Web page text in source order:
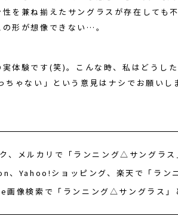
性を兼ね揃えたサングラスが存在しても
形が想像できない…。
実体験です(笑)。こんな時、私はどうし
ちゃない」という意見はナシでお願いし
、メルカリで「ランニング△サングラス
、Yahoo!ショッピング、楽天で「ラン
画像検索で「ランニング△サングラス」